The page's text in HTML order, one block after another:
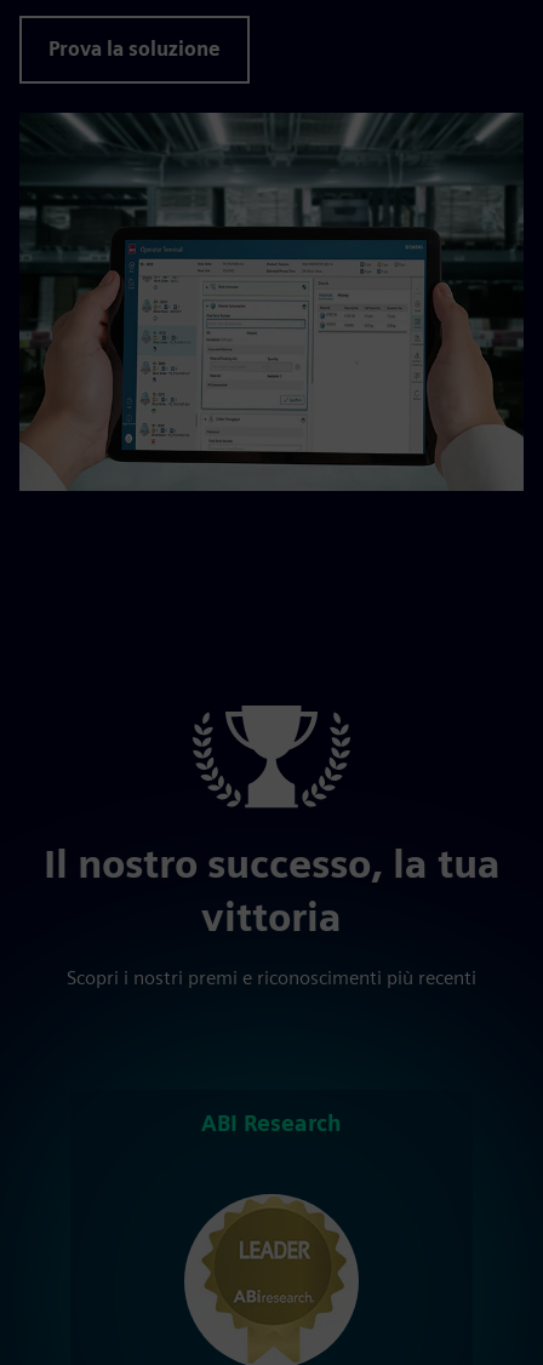
Prova la soluzione
Il nostro successo, la tua
vittoria
Scopri i nostri premi e riconoscimenti più recenti
ABI Research